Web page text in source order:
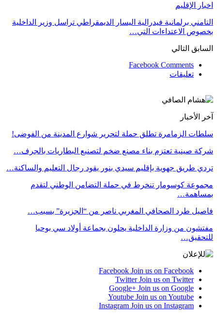
اخبار الإقليم
التامني برلمانية فيدرالية اليسار الديمقراطي تراسل وزير الداخلية
بخصوص الاعتداءات التي…
السابق التالي
Facebook Comments
تعليقات
آخر الأخبار
سلطات الزمامرة تطلق حملة لتحرير شوارع المدينة من الفوضى!
شركة صينية تعتزم بناء مصنع ضخم لتصنيع البطاريات بالجرف…
تردي طريق جهوية بإقليم سيدي بنور يقود رجال التعليم والساكنة…
مجموعة كوسومار تنخرط في حملة التضامن الوطني لتقدم
بمساهمة…
فاصيل طرد الصحافي المغربي ناصر من “الجزيرة” بسبب…
مفتشون من وزارة الداخلية يحلون بجماعة أولاد سي بوحيا
للتحقيق…
Facebook Join us on Facebook
Twitter Join us on Twitter
Google+ Join us on Google
Youtube Join us on Youtube
Instagram Join us on Instagram